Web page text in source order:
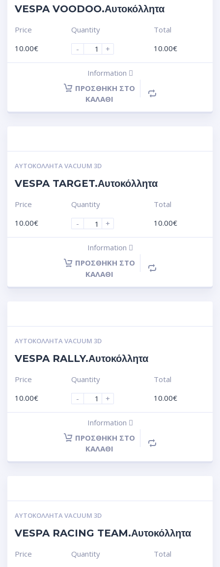
VESPA VOODOO.Αυτοκόλλητα
Price
10.00€
Quantity
-
+
Total
10.00€
Information
ΠΡΟΣΘΉΚΗ ΣΤΟ
ΚΑΛΆΘΙ
ΑΥΤΟΚΌΛΛΗΤΑ VACUUM 3D
VESPA TARGET.Αυτοκόλλητα
Price
10.00€
Quantity
-
+
Total
10.00€
Information
ΠΡΟΣΘΉΚΗ ΣΤΟ
ΚΑΛΆΘΙ
ΑΥΤΟΚΌΛΛΗΤΑ VACUUM 3D
VESPA RALLY.Αυτοκόλλητα
Price
10.00€
Quantity
-
+
Total
10.00€
Information
ΠΡΟΣΘΉΚΗ ΣΤΟ
ΚΑΛΆΘΙ
ΑΥΤΟΚΌΛΛΗΤΑ VACUUM 3D
VESPA RACING TEAM.Αυτοκόλλητα
Price
Quantity
Total